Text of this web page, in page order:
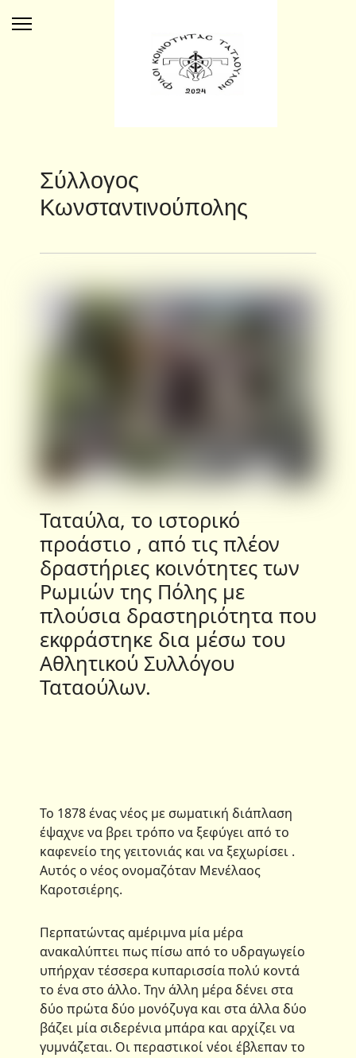
Σύλλογος
Κωνσταντινούπολης
Ταταύλα, το ιστορικό
προάστιο , από τις πλέον
δραστήριες κοινότητες των
Ρωμιών της Πόλης με
πλούσια δραστηριότητα που
εκφράστηκε δια μέσω του
Αθλητικού Συλλόγου
Ταταούλων.
Το 1878 ένας νέος με σωματική διάπλαση
έψαχνε να βρει τρόπο να ξεφύγει από το
καφενείο της γειτονιάς και να ξεχωρίσει .
Αυτός ο νέος ονομαζόταν Μενέλαος
Καροτσιέρης.
Περπατώντας αμέριμνα μία μέρα
ανακαλύπτει πως πίσω από το υδραγωγείο
υπήρχαν τέσσερα κυπαρισσία πολύ κοντά
το ένα στο άλλο. Την άλλη μέρα δένει στα
δύο πρώτα δύο μονόζυγα και στα άλλα δύο
βάζει μία σιδερένια μπάρα και αρχίζει να
γυμνάζεται. Οι περαστικοί νέοι έβλεπαν το